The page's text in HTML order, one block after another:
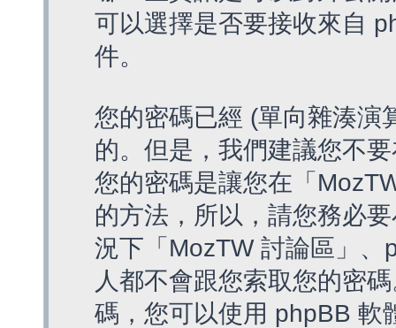
可以選擇是否要接收來自
件。
您的密碼已經 (單向雜湊演
的。但是，我們建議您不
您的密碼是讓您在「
的方法，所以，請您務必
況下「MozTW 討論區」
人都不會跟您索取您的密
碼，您可以使用 phpBB 軟